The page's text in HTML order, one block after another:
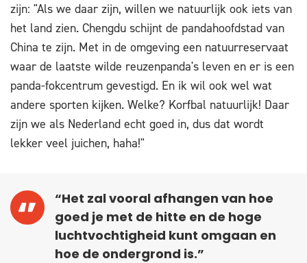
zijn: "Als we daar zijn, willen we natuurlijk ook iets van
het land zien. Chengdu schijnt de pandahoofdstad van
China te zijn. Met in de omgeving een natuurreservaat
waar de laatste wilde reuzenpanda's leven en er is een
panda-fokcentrum gevestigd. En ik wil ook wel wat
andere sporten kijken. Welke? Korfbal natuurlijk! Daar
zijn we als Nederland echt goed in, dus dat wordt
lekker veel juichen, haha!"
“Het zal vooral afhangen van hoe
goed je met de hitte en de hoge
luchtvochtigheid kunt omgaan en
hoe de ondergrond is.”